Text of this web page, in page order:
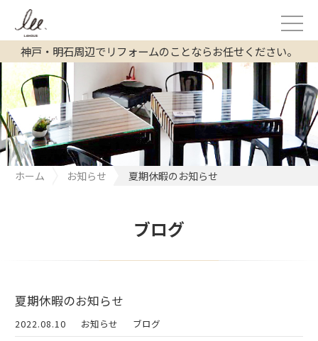
神戸・明石周辺でリフォームのことならお任せください。
ホーム お知らせ 夏期休暇のお知らせ
ブログ
夏期休暇のお知らせ
2022.08.10 お知らせ ブログ